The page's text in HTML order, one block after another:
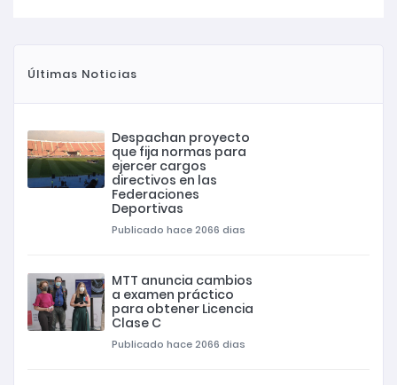
Últimas Noticias
Despachan proyecto
que fija normas para
ejercer cargos
directivos en las
Federaciones
Deportivas
Publicado hace 2066 dias
MTT anuncia cambios
a examen práctico
para obtener Licencia
Clase C
Publicado hace 2066 dias